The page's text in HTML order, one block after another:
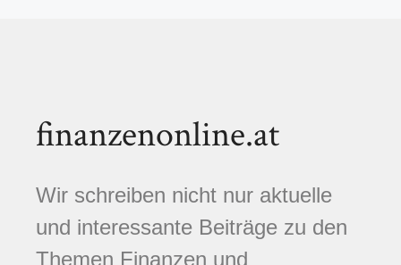
finanzenonline.at
Wir schreiben nicht nur aktuelle
und interessante Beiträge zu den
Themen Finanzen und